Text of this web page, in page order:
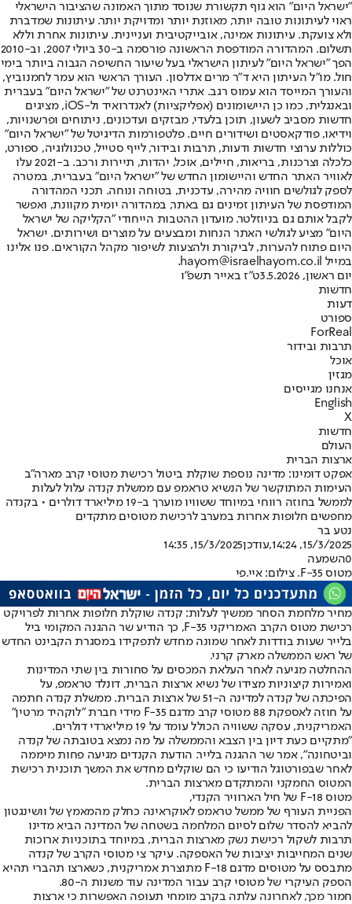
"ישראל היום" הוא גוף תקשורת שנוסד מתוך האמונה שהציבור הישראלי
ראוי לעיתונות טובה יותר, מאוזנת יותר ומדויקת יותר. עיתונות שמדברת
ולא צועקת. עיתונות אמינה, אובייקטיבית ועניינית. עיתונות אחרת וללא
תשלום. המהדורה המודפסת הראשונה פורסמה ב-30 ביולי 2007, וב-2010
הפך "ישראל היום" לעיתון הישראלי בעל שיעור החשיפה הגבוה ביותר בימי
חול. מו"ל העיתון היא ד"ר מרים אדלסון. העורך הראשי הוא עמר לחמנוביץ,
והעורך המייסד הוא עמוס רגב. אתרי האינטרנט של "ישראל היום" בעברית
ובאנגלית, כמו כן היישומונים (אפליקציות) לאנדרואיד ול-iOS, מציגים
חדשות מסביב לשעון, תוכן בלעדי, מבזקים ועדכונים, ניתוחים ופרשנויות,
וידיאו, פודקאסטים ושידורים חיים. פלטפורמות הדיגיטל של "ישראל היום"
כוללות ערוצי חדשות ודעות, תרבות ובידור, לייף סטייל, טכנולוגיה, ספורט,
כלכלה וצרכנות, בריאות, חיילים, אוכל, יהדות, תיירות ורכב. ב-2021 עלו
לאוויר האתר החדש והיישומון החדש של "ישראל היום" בעברית, במטרה
לספק לגולשים חוויה מהירה, עדכנית, בטוחה ונוחה. תכני המהדורה
המודפסת של העיתון זמינים גם באתר, במהדורה יומית מקוונת, ואפשר
לקבל אותם גם בניוזלטר. מועדון ההטבות הייחודי "הקליקה של ישראל
היום" מציע לגולשי האתר הנחות ומבצעים על מוצרים ושירותים. ישראל
היום פתוח להערות, לביקורת ולהצעות לשיפור מקהל הקוראים. פנו אלינו
במייל hayom@israelhayom.co.il.
יום ראשון, 3.5.2026
ט"ז באייר תשפ"ו
חדשות
דעות
ספורט
ForReal
תרבות ובידור
אוכל
מגזין
אנחנו מגייסים
English
X
חדשות
העולם
ארצות הברית
אפקט דומינו: מדינה נוספת שוקלת ביטול רכישת מטוסי קרב מארה"ב
העימות המתוקשר של הנשיא טראמפ עם ממשלת קנדה עלול לעלות
לממשל בחוזה רווחי במיוחד ששוויו מוערך ב-19 מיליארד דולרים • בקנדה
מחפשים חלופות אחרות במערב לרכישת מטוסים מתקדים
נטע בר
15/3/2025, 14:24
,עודכן15/3/2025, 14:35
0השמעה
מטוס F-35. צילום: איי.פי
מחיר מלחמת הסחר ממשיך לעלות: קנדה שוקלת חלופות אחרות לפרויקט
רכישת מטוס הקרב האמריקני F-35, כך הודיע שר ההגנה המקומי ביל
בלייר שעות בודדות לאחר שמונה מחדש לתפקידו במסגרת הקבינט החדש
של ראש הממשלה מארק קרני.
ההחלטה מגיעה לאחר העלאת המכסים על סחורות בין שתי המדינות
ואמירות קיצוניות מצידו של נשיא ארצות הברית, דונלד טראמפ, על
הפיכתה של קנדה למדינה ה-51 של ארצות הברית. ממשלת קנדה חתמה
על חוזה לאספקת 88 מטוסי קרב מדגם F-35 מידי חברת "לוקהיד מרטין"
האמריקנית, עסקה ששוויה הכולל עומד על 19 מיליארדי דולרים.
"מתקיים כעת דיון בין הצבא והממשלה על מה נמצא בטובתה של קנדה
וביטחונה", אמר שר ההגנה בלייר. הודעת הקנדים מגיעה פחות מיממה
לאחר שבפורטוגל הודיעו כי הם שוקלים מחדש את המשך תוכנית רכישת
המטוס החמקני והמתקדם מארצות הברית.
מטוס F-18 של חיל הארוויר הקנדי,
הפניית העורף של ממשל טראמפ לאוקראינה כחלק מהמאמץ של וושינגטון
להביא להסדר שלום לסיום המלחמה בשטחה של המדינה הביא מדינו
תרבות לשקול רכישת נשק מארצות הברית, במיוחד בתוכניות ארוכות
שנים המחייבות יציבות של האספקה. עיקר צי מטוסי הקרב של קנדה
מתבסס על מטוסים מדגם F-18 מתוצרת אמריקנית, כשארצו תהברי תהיא
הספק העיקרי של מטוסי קרב עבור המדינה עוד משנות ה-80.
חמור מכך, לאחרונה עלתה בקרב מומחי תעופה האפשרות כי ארצות